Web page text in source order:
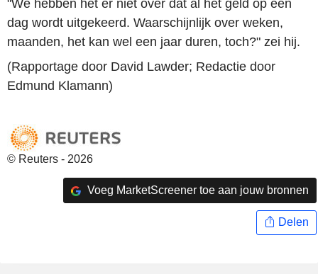
"We hebben het er niet over dat al het geld op één
dag wordt uitgekeerd. Waarschijnlijk over weken,
maanden, het kan wel een jaar duren, toch?" zei hij.
(Rapportage door David Lawder; Redactie door
Edmund Klamann)
© Reuters - 2026
Voeg MarketScreener toe aan jouw bronnen
Delen